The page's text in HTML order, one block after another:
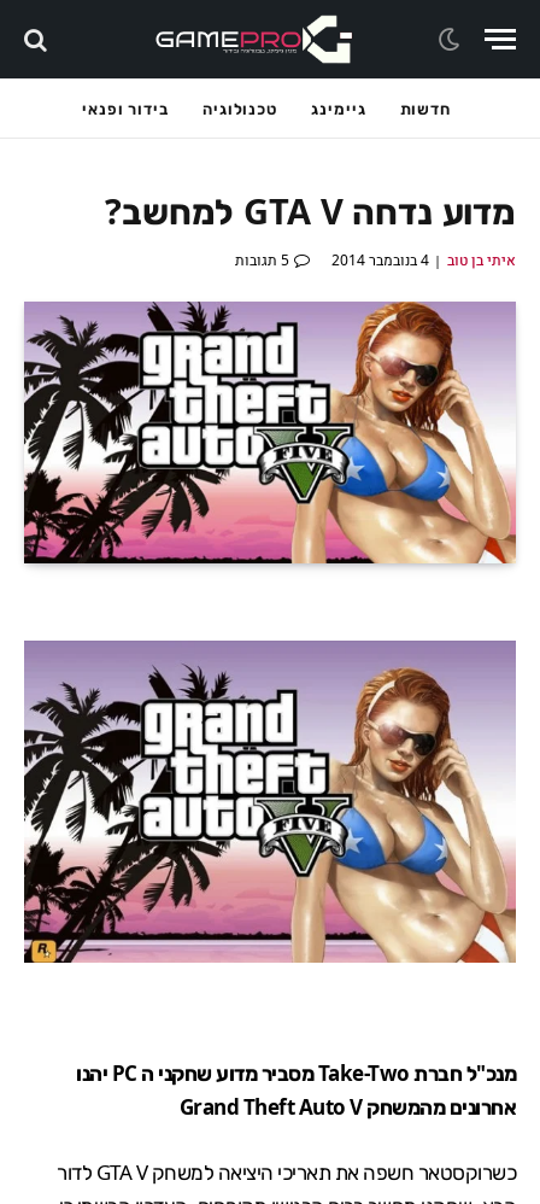
חדשות גיימינג טכנולוגיה בידור ופנאי
מדוע נדחה GTA V למחשב?
איתי בן טוב 4 בנובמבר 2014 5 תגובות
מנכ"ל חברתTake-Two
מסביר מדוע שחקני ה PC יהנו
אחרונים מהמשחק Grand Theft Auto V
כשרוקסטאר חשפה את תאריכי היציאה למשחקGTA V לדור